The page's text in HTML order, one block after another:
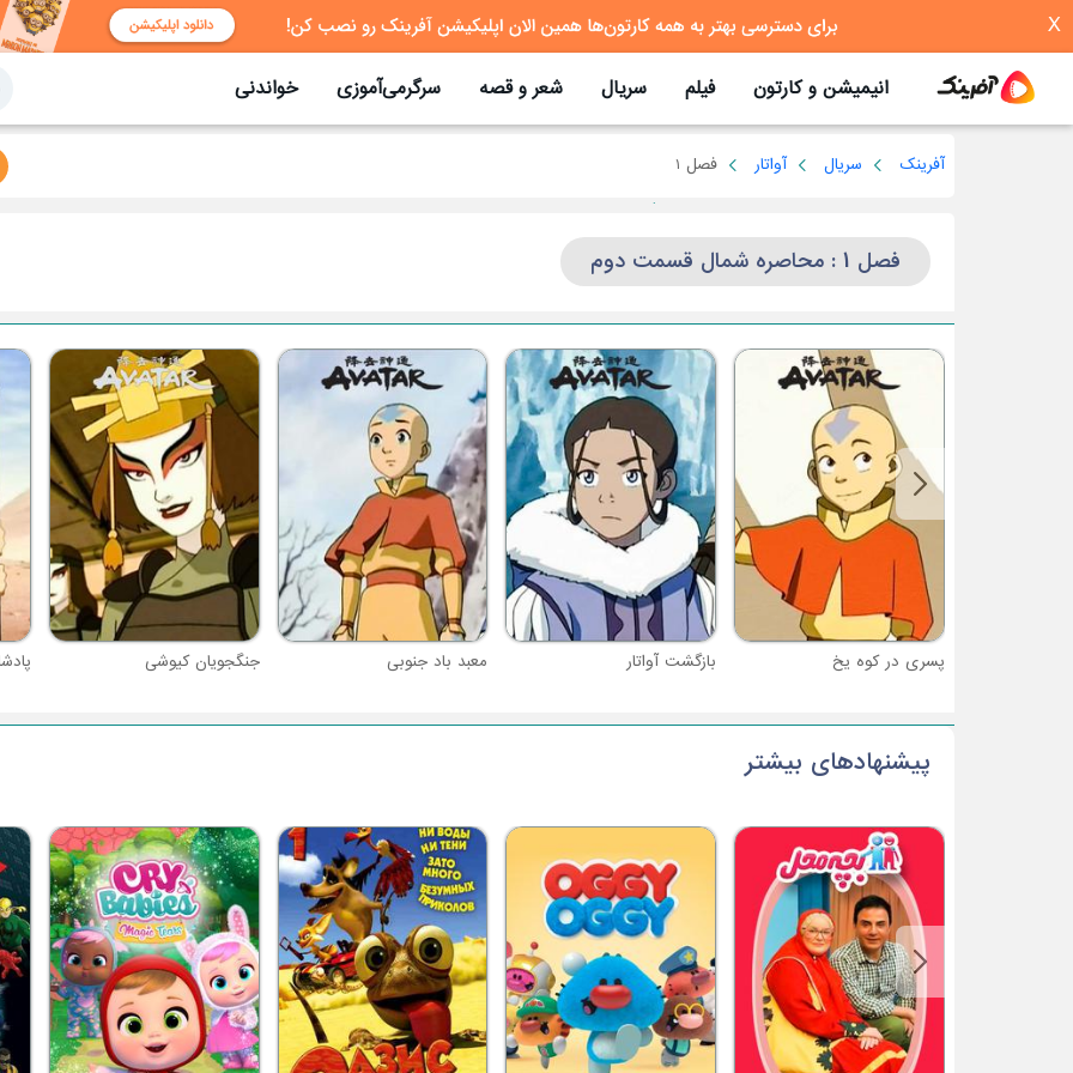
X
انیمیشن و کارتون فیلم سریال شعر و قصه سرگرمی‌آموزی خواندنی
آفرینک سریال آواتار فصل 1
فصل 1 : محاصره شمال قسمت دوم
پسری در کوه یخ بازگشت آواتار معبد باد جنوبی جنگجویان کیوشی
پیشنهادهای بیشتر